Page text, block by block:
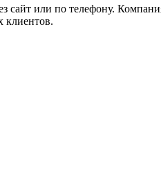
или по телефону.
клиентов.